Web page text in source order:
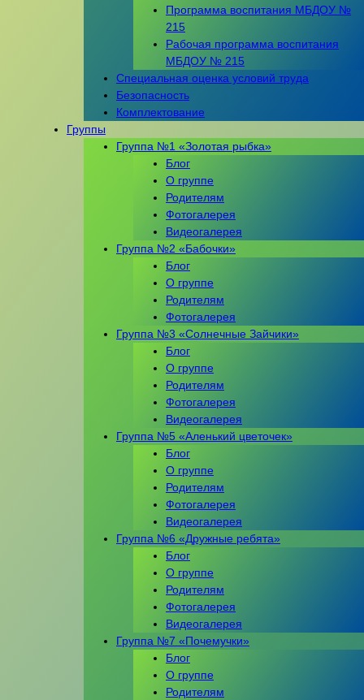
Программа воспитания МБДОУ №
215
Рабочая программа воспитания
МБДОУ № 215
Специальная оценка условий труда
Безопасность
Комплектование
Группы
Группа №1 «Золотая рыбка»
Блог
О группе
Родителям
Фотогалерея
Видеогалерея
Группа №2 «Бабочки»
Блог
О группе
Родителям
Фотогалерея
Группа №3 «Солнечные Зайчики»
Блог
О группе
Родителям
Фотогалерея
Видеогалерея
Группа №5 «Аленький цветочек»
Блог
О группе
Родителям
Фотогалерея
Видеогалерея
Группа №6 «Дружные ребята»
Блог
О группе
Родителям
Фотогалерея
Видеогалерея
Группа №7 «Почемучки»
Блог
О группе
Родителям